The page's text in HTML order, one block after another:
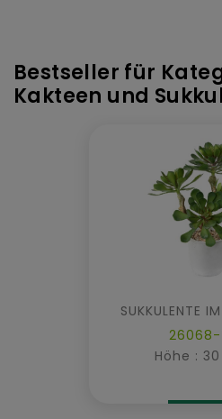
Bestseller für
Kakteen und
SUKKULENTE
26068-
Höhe :